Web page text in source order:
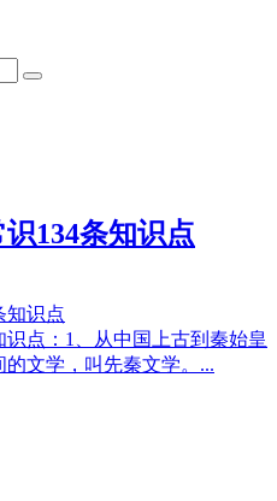
134条知识点
点：1、从中国上古到秦始皇
文学，叫先秦文学。...